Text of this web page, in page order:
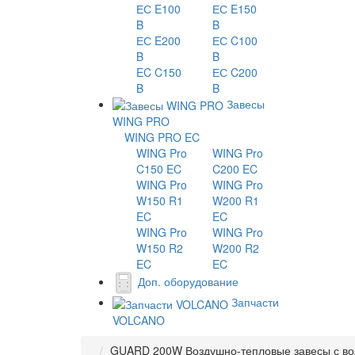
ЕС E100
B
ЕС E150
B
ЕС E200
B
ЕС C100
B
EC C150
B
ЕС C200
B
Завесы
WING PRO
WING PRO EC
WING Pro
C150 EC
WING Pro
C200 EC
WING Pro
W150 R1
EC
WING Pro
W200 R1
EC
WING Pro
W150 R2
EC
WING Pro
W200 R2
EC
Доп. оборудование
Запчасти
VOLCANO
GUARD 200W Воздушно-тепловые завесы с